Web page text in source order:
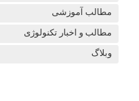
مطالب آموزشی
مطالب و اخبار تکنولوژی
وبلاگ